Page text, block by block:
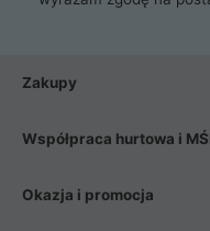
Zakupy
Współpraca hurtowa i
Okazja i promocja